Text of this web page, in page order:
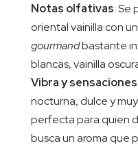
Notas olfativas: Se
oriental vainilla con
gourmandbastante
blancas, vainilla
Vibra y sensaciones
nocturna, dulce y
perfecta para quien
busca un aroma que